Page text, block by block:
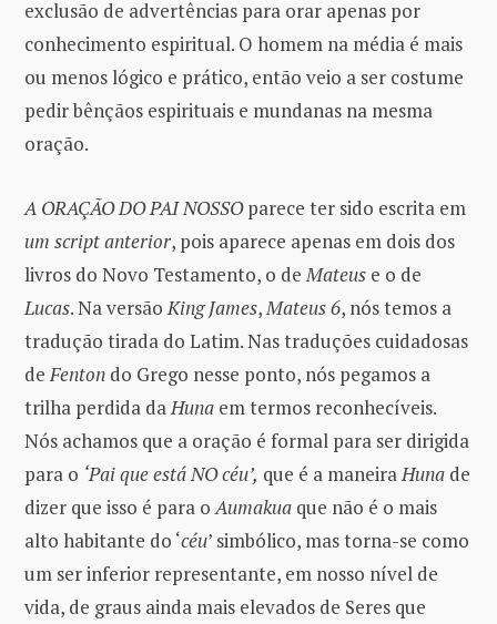
exclusão de advertências para orar apenas por
conhecimento espiritual. O homem na média é mais
ou menos lógico e prático, então veio a ser costume
pedir bênçãos espirituais e mundanas na mesma
oração.
A ORAÇÃO DO PAI NOSSOparece ter sido escrita em
um script anterior, pois aparece apenas em dois dos
livros do Novo Testamento, o deMateus e o de
Lucas. Na versãoKing James,Mateus 6, nós temos a
tradução tirada do Latim. Nas traduções cuidadosas
deFenton do Grego nesse ponto, nós pegamos a
trilha perdida daHuna em termos reconhecíveis.
Nós achamos que a oração é formal para ser dirigida
para o ‘Pai que está NO céu’, que é a maneiraHuna de
dizer que isso é para oAumakua que não é o mais
alto habitante do ‘céu’ simbólico, mas torna-se como
um ser inferior representante, em nosso nível de
vida, de graus ainda mais elevados de Seres que